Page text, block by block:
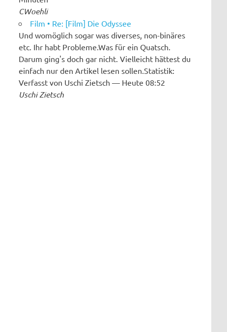
CWoehli
Film • Re: [Film] Die Odyssee
Und womöglich sogar was diverses, non-binäres
etc. Ihr habt Probleme.Was für ein Quatsch.
Darum ging's doch gar nicht. Vielleicht hättest du
einfach nur den Artikel lesen sollen.Statistik:
Verfasst von Uschi Zietsch — Heute 08:52
Uschi Zietsch